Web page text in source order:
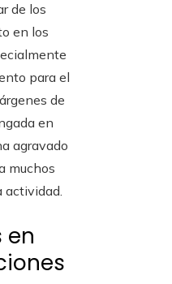
de los
en los
para el
de
en
agravado
muchos
actividad.
en